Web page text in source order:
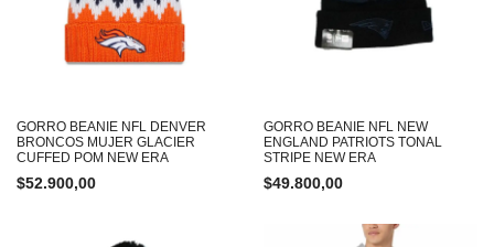
GORRO BEANIE NFL DENVER
BRONCOS MUJER GLACIER
CUFFED POM NEW ERA
$52.900,00
GORRO BEANIE NFL NEW
ENGLAND PATRIOTS TONAL
STRIPE NEW ERA
$49.800,00